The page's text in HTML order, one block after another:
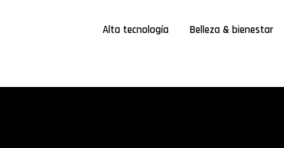
Alta tecnología Belleza & bienestar